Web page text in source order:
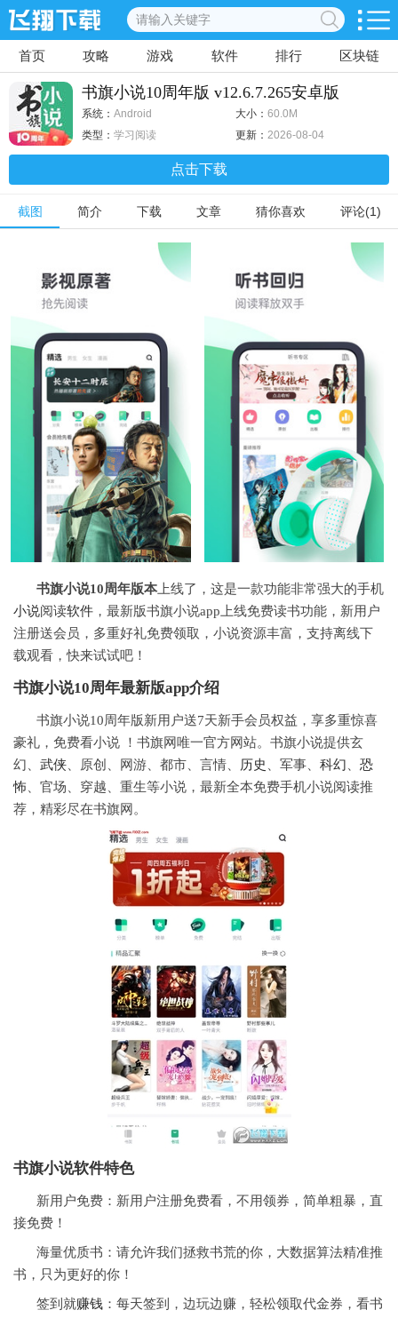
首页 攻略 游戏 软件 排行 区块链
书旗小说10周年版 v12.6.7.265安卓版
系统： Android 大小： 60.0M
类型： 学习阅读 更新： 2026-08-04
点击下载
截图 简介 下载 文章 猜你喜欢 评论(1)
书旗小说10周年版本上线了，这是一款功能非常强大的手机
小说阅读软件 ，最新版书旗小说app上线免费读书功能，新用户
注册送会员，多重好礼免费领取，小说资源丰富，支持离线下
载观看，快来试试吧！
书旗小说10周年最新版app介绍
书旗小说10周年版新用户送7天新手会员权益，享多重惊喜
豪礼，免费看小说 ！书旗网唯一官方网站。书旗小说提供玄
幻、 武侠 、原创、网游、都市、言情、 历史 、军事、 科幻
恐
怖 、官场、穿越、重生等小说，最新全本免费手机小说阅读推
荐，精彩尽在书旗网。
书旗小说软件特色
新用户免费：新用户注册免费看，不用领券，简单粗暴，直
接免费！
海量优质书：请允许我们拯救书荒的你，大数据算法精准推
书，只为更好的你！
签到就赚钱 ：每天签到，边玩边赚，轻松领取代金券，看书